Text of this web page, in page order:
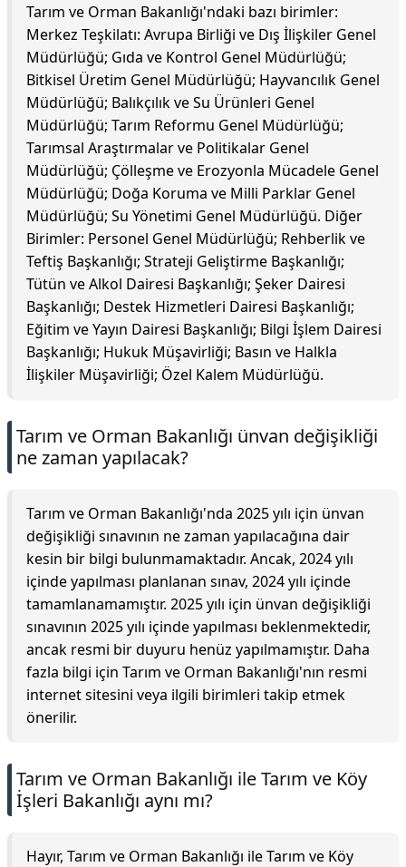
Tarım ve Orman Bakanlığı'ndaki bazı birimler:
Merkez Teşkilatı: Avrupa Birliği ve Dış İlişkiler Genel
Müdürlüğü; Gıda ve Kontrol Genel Müdürlüğü;
Bitkisel Üretim Genel Müdürlüğü; Hayvancılık Genel
Müdürlüğü; Balıkçılık ve Su Ürünleri Genel
Müdürlüğü; Tarım Reformu Genel Müdürlüğü;
Tarımsal Araştırmalar ve Politikalar Genel
Müdürlüğü; Çölleşme ve Erozyonla Mücadele Genel
Müdürlüğü; Doğa Koruma ve Milli Parklar Genel
Müdürlüğü; Su Yönetimi Genel Müdürlüğü. Diğer
Birimler: Personel Genel Müdürlüğü; Rehberlik ve
Teftiş Başkanlığı; Strateji Geliştirme Başkanlığı;
Tütün ve Alkol Dairesi Başkanlığı; Şeker Dairesi
Başkanlığı; Destek Hizmetleri Dairesi Başkanlığı;
Eğitim ve Yayın Dairesi Başkanlığı; Bilgi İşlem Dairesi
Başkanlığı; Hukuk Müşavirliği; Basın ve Halkla
İlişkiler Müşavirliği; Özel Kalem Müdürlüğü.
Tarım ve Orman Bakanlığı ünvan değişikliği
ne zaman yapılacak?
Tarım ve Orman Bakanlığı'nda 2025 yılı için ünvan
değişikliği sınavının ne zaman yapılacağına dair
kesin bir bilgi bulunmamaktadır. Ancak, 2024 yılı
içinde yapılması planlanan sınav, 2024 yılı içinde
tamamlanamamıştır. 2025 yılı için ünvan değişikliği
sınavının 2025 yılı içinde yapılması beklenmektedir,
ancak resmi bir duyuru henüz yapılmamıştır. Daha
fazla bilgi için Tarım ve Orman Bakanlığı'nın resmi
internet sitesini veya ilgili birimleri takip etmek
önerilir.
Tarım ve Orman Bakanlığı ile Tarım ve Köy
İşleri Bakanlığı aynı mı?
Hayır, Tarım ve Orman Bakanlığı ile Tarım ve Köy